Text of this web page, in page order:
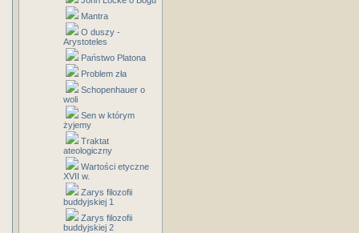
Mantra
O duszy -
Arystoteles
Państwo Platona
Problem zła
Schopenhauer o
woli
Sen w którym
żyjemy
Traktat
ateologiczny
Wartości etyczne
XVII w.
Zarys filozofii
buddyjskiej 1
Zarys filozofii
buddyjskiej 2